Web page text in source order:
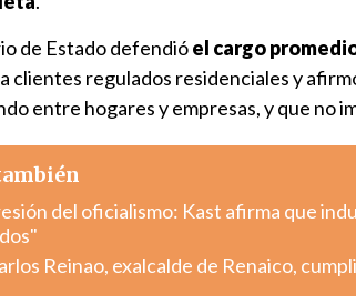
de Estado defendióel cargo
clientes regulados residenciales y
entre hogares y empresas, y que no
del oficialismo: Kast afirma que
Reinao, exalcalde de Renaico,